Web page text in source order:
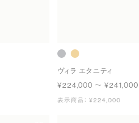
ヴィラ エタニティ
¥224,000 〜 ¥241,000
表示商品： ¥224,000